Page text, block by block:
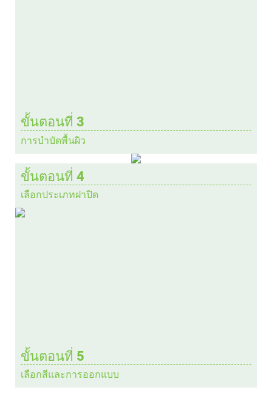
ขั้นตอนที่ 3
การบำบัดพื้นผิว
ขั้นตอนที่ 4
เลือกประเภทฝาปิด
ขั้นตอนที่ 5
เลือกสีและการออกแบบ